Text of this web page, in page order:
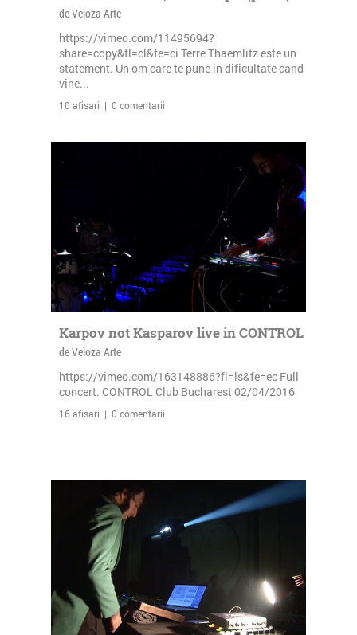
de Veioza Arte
https://vimeo.com/11495694?
share=copy&fl=cl&fe=ci Terre Thaemlitz este un
statement. Un om care te pune in dificultate cand
vine...
10 afisari | 0 comentarii
Karpov not Kasparov live in CONTROL
de Veioza Arte
https://vimeo.com/163148886?fl=ls&fe=ec Full
concert. CONTROL Club Bucharest 02/04/2016
16 afisari | 0 comentarii